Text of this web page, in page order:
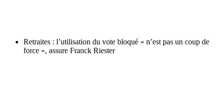
Retraites : l’utilisation du vote bloqué « n’est pas un coup de
force », assure Franck Riester